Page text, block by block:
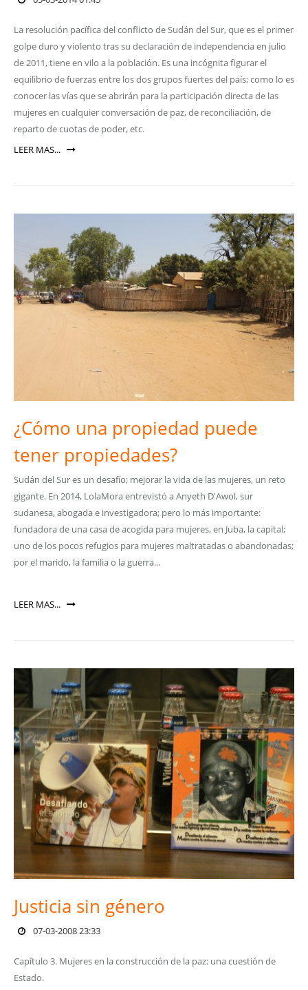
La resolución pacífica del conflicto de Sudán del Sur, que es el primer
golpe duro y violento tras su declaración de independencia en julio
de 2011, tiene en vilo a la población. Es una incógnita figurar el
equilibrio de fuerzas entre los dos grupos fuertes del país; como lo es
conocer las vías que se abrirán para la participación directa de las
mujeres en cualquier conversación de paz, de reconciliación, de
reparto de cuotas de poder, etc.
LEER MAS...
¿Cómo una propiedad puede
tener propiedades?
Sudán del Sur es un desafío; mejorar la vida de las mujeres, un reto
gigante. En 2014, LolaMora entrevistó a Anyeth D'Awol, sur
sudanesa, abogada e investigadora; pero lo más importante:
fundadora de una casa de acogida para mujeres, en Juba, la capital;
uno de los pocos refugios para mujeres maltratadas o abandonadas;
por el marido, la familia o la guerra...
LEER MAS...
Justicia sin género
07-03-2008 23:33
Capítulo 3. Mujeres en la construcción de la paz: una cuestión de
Estado.